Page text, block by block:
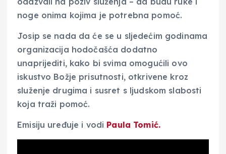
noge onima kojima je potrebna pomoć.
Josip se nada da će se u sljedećim godinama
organizacija hodočašća dodatno
unaprijediti, kako bi svima omogućili ovo
iskustvo Božje prisutnosti, otkrivene kroz
služenje drugima i susret s ljudskom slabosti
koja traži pomoć.
Emisiju uređuje i vodi Paula Tomić.